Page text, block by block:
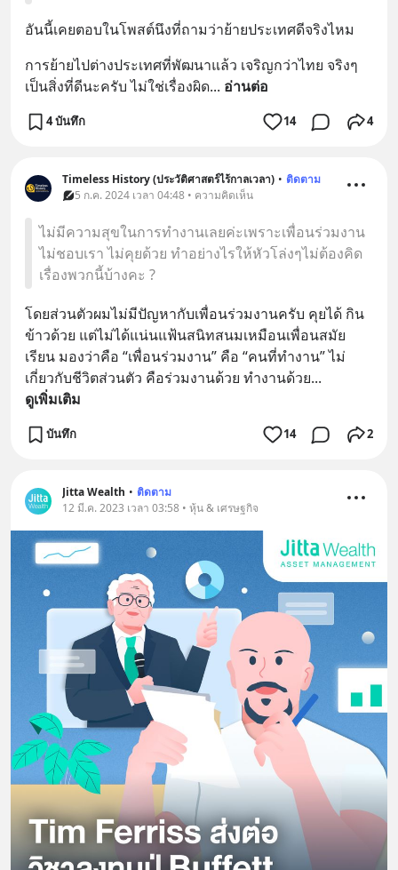
อันนี้เคยตอบในโพสต์นึงที่ถามว่าย้ายประเทศดีจริงไหม
การย้ายไปต่างประเทศที่พัฒนาแล้ว เจริญกว่าไทย จริงๆ
เป็นสิ่งที่ดีนะครับ ไม่ใช่เรื่องผิด... อ่านต่อ
4 บันทึก 14 4
Timeless History (ประวัติศาสตร์ไร้กาลเวลา) • ติดตาม
5 ก.ค. 2024 เวลา 04:48 • ความคิดเห็น
ไม่มีความสุขในการทำงานเลยค่ะเพราะเพื่อนร่วมงาน
ไม่ชอบเรา ไม่คุยด้วย ทำอย่างไรให้หัวโล่งๆไม่ต้องคิด
เรื่องพวกนี้บ้างคะ ?
โดยส่วนตัวผมไม่มีปัญหากับเพื่อนร่วมงานครับ คุยได้ กิน
ข้าวด้วย แต่ไม่ได้แน่นแฟ้นสนิทสนมเหมือนเพื่อนสมัย
เรียน มองว่าคือ “เพื่อนร่วมงาน” คือ “คนที่ทำงาน” ไม่
เกี่ยวกับชีวิตส่วนตัว คือร่วมงานด้วย ทำงานด้วย...
ดูเพิ่มเติม
บันทึก 14 2
Jitta Wealth • ติดตาม
12 มี.ค. 2023 เวลา 03:58 • หุ้น & เศรษฐกิจ